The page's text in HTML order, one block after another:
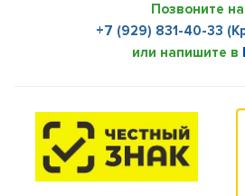
Позвоните
+7 (929) 831-40-33
или напишите в